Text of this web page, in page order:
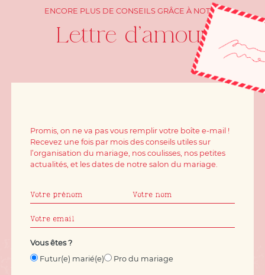
ENCORE PLUS DE CONSEILS GRÂCE À NOTRE
Lettre d'amour
Vous êtes ?
Futur(e) marié(e)
Pro du mariage
Promis, on ne va pas vous remplir votre boîte e-mail !
Recevez une fois par mois des conseils utiles sur
l’organisation du mariage, nos coulisses, nos petites
actualités, et les dates de notre salon du mariage.